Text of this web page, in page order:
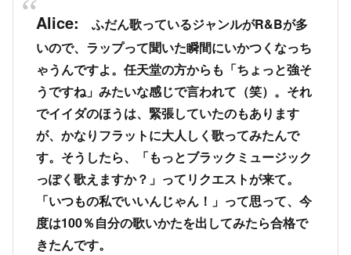
Alice:
ふだん歌っているジャンルがR&Bが多
いので、ラップって聞いた瞬間にいかつくなっち
ゃうんですよ。任天堂の方からも「ちょっと強そ
うですね」みたいな感じで言われて（笑）。それ
でイイダのほうは、緊張していたのもあります
が、かなりフラットに大人しく歌ってみたんで
す。そうしたら、「もっとブラックミュージック
っぽく歌えますか？」ってリクエストが来て。
「いつもの私でいいんじゃん！」って思って、今
度は100％自分の歌いかたを出してみたら合格で
きたんです。